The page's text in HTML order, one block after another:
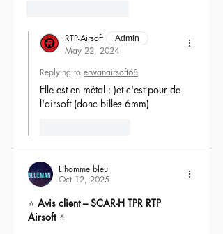
RTP-Airsoft Admin
May 22, 2024
Replying to erwanairsoft68
Elle est en métal : )et c'est pour de
l'airsoft (donc billes 6mm)
L'homme bleu
Oct 12, 2025
⭐ Avis client – SCAR-H TPR RTP
Airsoft ⭐